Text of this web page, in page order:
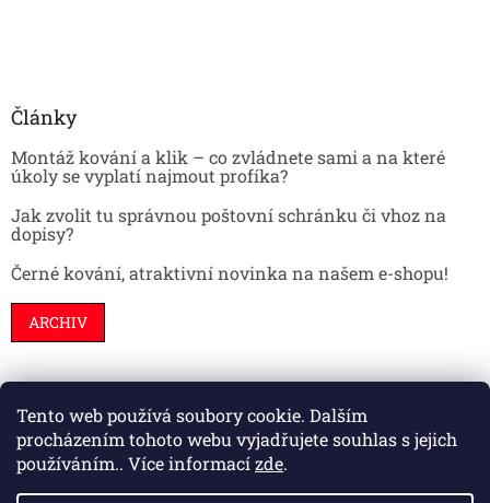
Tento web používá soubory cookie. Dalším
procházením tohoto webu vyjadřujete souhlas s jejich
používáním.. Více informacízde.
Články
Montáž kování a klik – co zvládnete sami a na které
úkoly se vyplatí najmout profíka?
Jak zvolit tu správnou poštovní schránku či vhoz na
dopisy?
Černé kování, atraktivní novinka na našem e-shopu!
ARCHIV
Stavební pouzdra Interiéry Dveře